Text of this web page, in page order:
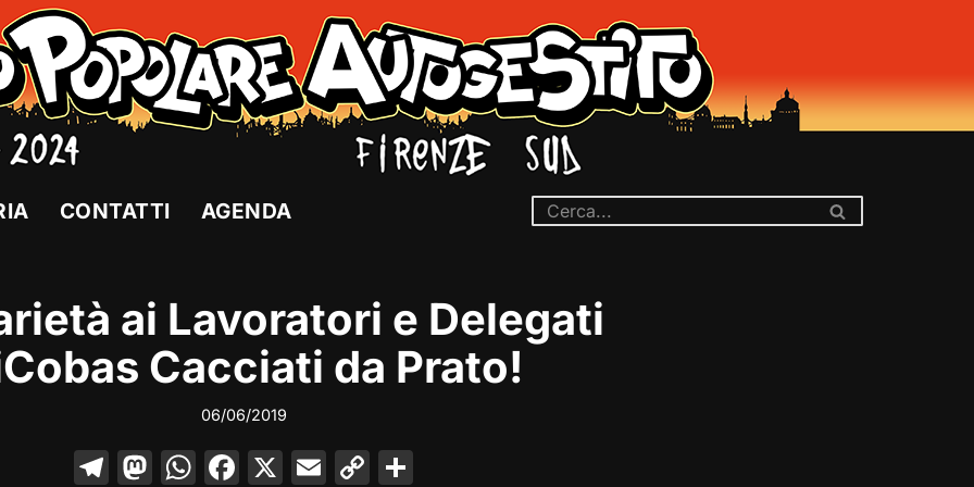
CONTATTI AGENDA
ai Lavoratori e Delegati
Cacciati da Prato!
06/06/2019
T M W F X E C